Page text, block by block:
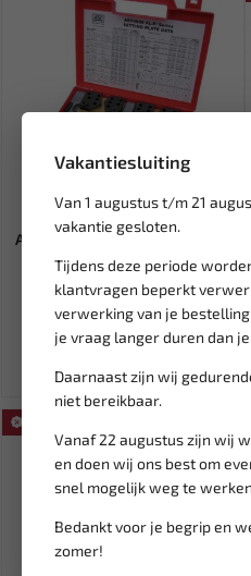
Vakantiesluiting
Van 1 augustus t/m 21
vakantie gesloten.
Tijdens deze periode
klantvragen beperkt
verwerking van je
je vraag langer duren dan
Daarnaast zijn wij
niet bereikbaar.
Vanaf 22 augustus zijn wij
en doen wij ons best om
snel mogelijk weg te
Bedankt voor je begrip en
zomer!
Leverbaar
AST Timingset Alfa / Fiat Twin
Spark 1.4 to 2.0 16...
300,08
Ex. btw: € 248,00